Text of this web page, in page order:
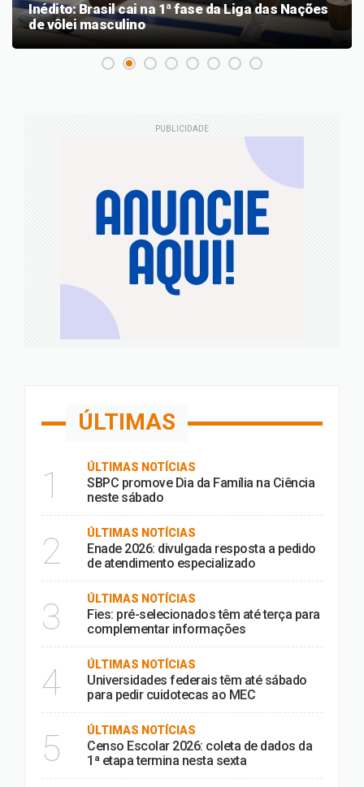
Inédito: Brasil cai na 1ª fase da Liga das Nações
de vôlei masculino
PUBLICIDADE
ÚLTIMAS
1 ÚLTIMAS NOTÍCIAS
SBPC promove Dia da Família na Ciência
neste sábado
2 ÚLTIMAS NOTÍCIAS
Enade 2026: divulgada resposta a pedido
de atendimento especializado
3 ÚLTIMAS NOTÍCIAS
Fies: pré-selecionados têm até terça para
complementar informações
4 ÚLTIMAS NOTÍCIAS
Universidades federais têm até sábado
para pedir cuidotecas ao MEC
5 ÚLTIMAS NOTÍCIAS
Censo Escolar 2026: coleta de dados da
1ª etapa termina nesta sexta